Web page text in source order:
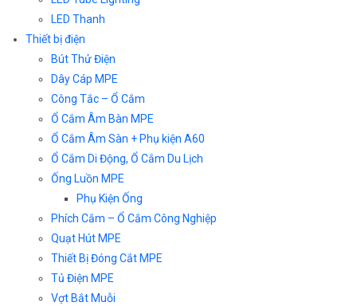
LED Thanh
Thiết bị điện
Bút Thử Điện
Dây Cáp MPE
Công Tắc – Ổ Cắm
Ổ Cắm Âm Bàn MPE
Ổ Cắm Âm Sàn + Phụ kiện A60
Ổ Cắm Di Động, Ổ Cắm Du Lịch
Ống Luồn MPE
Phụ Kiện Ống
Phích Cắm – Ổ Cắm Công Nghiệp
Quạt Hút MPE
Thiết Bị Đóng Cắt MPE
Tủ Điện MPE
Vợt Bắt Muỗi